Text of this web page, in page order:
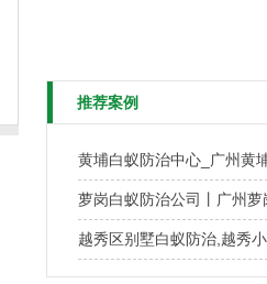
推荐案例
黄埔白蚁防治中心_广州黄
萝岗白蚁防治公司丨广州萝
越秀区别墅白蚁防治,越秀